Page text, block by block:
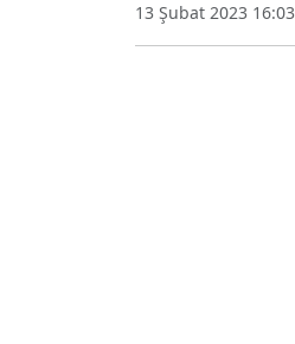
13 Şubat 2023 16:03